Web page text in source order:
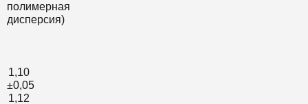
полимерная
дисперсия)
1,10
±0,05
1,12